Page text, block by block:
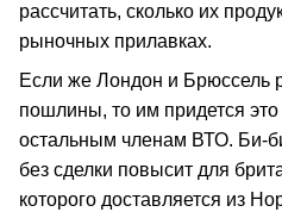
рассчитать, сколько их
рыночных прилавках.
Если же Лондон и Брюссель
пошлины, то им придется
остальным членам ВТО. Би-
без сделки повысит для
которого доставляется из